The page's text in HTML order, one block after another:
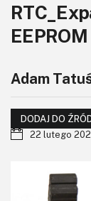
Dla
Adam
DODAJ DO
22 lutego